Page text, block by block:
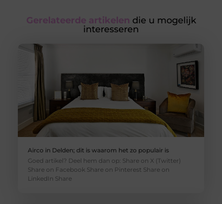
Gerelateerde artikelen die u mogelijk
interesseren
Airco in Delden; dit is waarom het zo populair is
Goed artikel? Deel hem dan op: Share on X (Twitter)
Share on Facebook Share on Pinterest Share on
LinkedIn Share